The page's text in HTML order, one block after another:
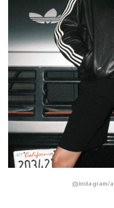
instagram/